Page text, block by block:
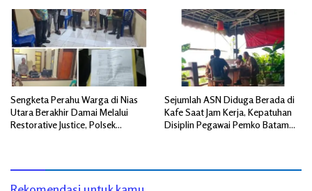
Sengketa Perahu Warga di Nias
Utara Berakhir Damai Melalui
Restorative Justice, Polsek
Sejumlah ASN Diduga Berada di
Kafe Saat Jam Kerja, Kepatuhan
Disiplin Pegawai Pemko Batam